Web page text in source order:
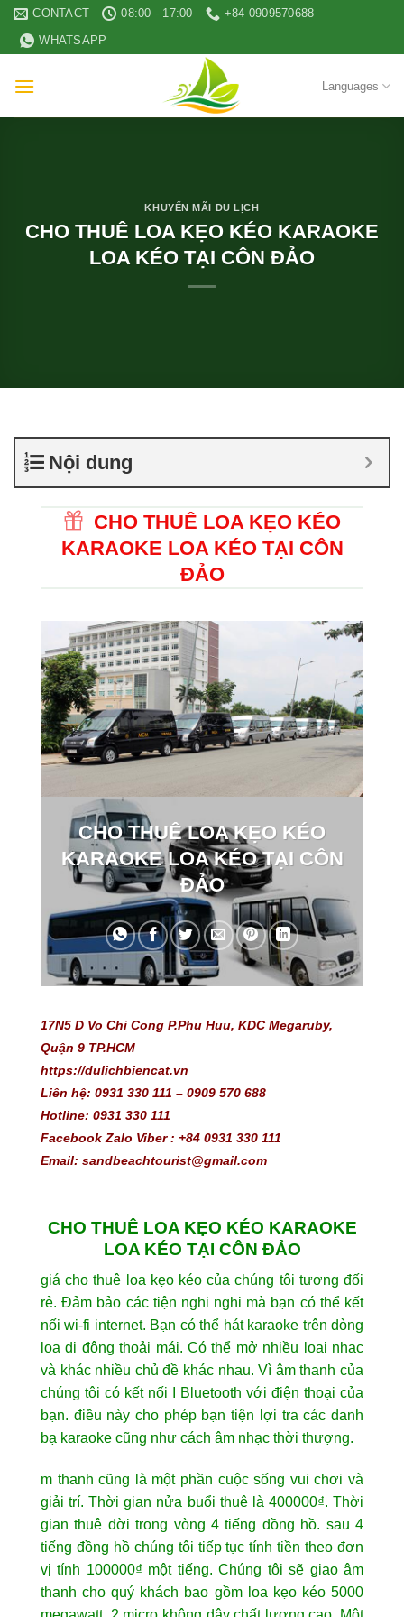
Skip
content
CONTACT 08:00 - 17:00
+84 0909570688
WHATSAPP
Languages
KHUYẾN MÃI DU LỊCH
CHO THUÊ LOA KẸO KÉO KARAOKE
LOA KÉO TẠI CÔN ĐẢO
Nội dung
CHO THUÊ LOA KẸO KÉO
KARAOKE LOA KÉO TẠI CÔN
ĐẢO
CHO THUÊ LOA KẸO KÉO
KARAOKE LOA KÉO TẠI CÔN
ĐẢO
17N5 D Vo Chi Cong P.Phu Huu, KDC Megaruby,
Quận 9 TP.HCM
https://dulichbiencat.vn
Liên hệ: 0931 330 111 – 0909 570 688
Hotline: 0931 330 111
Facebook Zalo Viber : +84 0931 330 111
Email: sandbeachtourist@gmail.com
CHO THUÊ LOA KẸO KÉO KARAOKE
LOA KÉO TẠI CÔN ĐẢO
giá cho thuê loa kẹo kéo của chúng tôi tương đối
rẻ. Đảm bảo các tiện nghi nghi mà bạn có thể kết
nối wi-fi internet. Bạn có thể hát karaoke trên dòng
loa di động thoải mái. Có thể mở nhiều loại nhạc
và khác nhiều chủ đề khác nhau. Vì âm thanh của
chúng tôi có kết nối I Bluetooth với điện thoại của
bạn. điều này cho phép bạn tiện lợi tra các danh
bạ karaoke cũng như cách âm nhạc thời thượng.
m thanh cũng là một phần cuộc sống vui chơi và
giải trí. Thời gian nửa buổi thuê là 400000₫. Thời
gian thuê đời trong vòng 4 tiếng đồng hồ. sau 4
tiếng đồng hồ chúng tôi tiếp tục tính tiền theo đơn
vị tính 100000₫ một tiếng. Chúng tôi sẽ giao âm
thanh cho quý khách bao gồm loa kẹo kéo 5000